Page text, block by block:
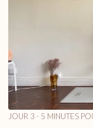
JOUR 3 - 5 MINUTES